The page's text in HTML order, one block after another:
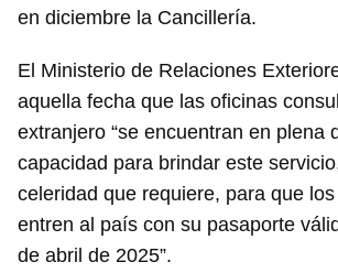
en diciembre la Cancillería.
El Ministerio de Relaciones
aquella fecha que las oficinas
extranjero “se encuentran en plena
capacidad para brindar este
celeridad que requiere, para que
entren al país con su pasaporte
de abril de 2025”.